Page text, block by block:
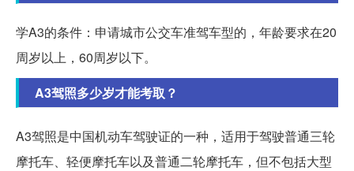
学A3的条件：申请城市公交车准驾车型的，年龄要求在20
周岁以上，60周岁以下。
A3驾照多少岁才能考取？
A3驾照是中国机动车驾驶证的一种，适用于驾驶普通三轮
摩托车、轻便摩托车以及普通二轮摩托车，但不包括大型